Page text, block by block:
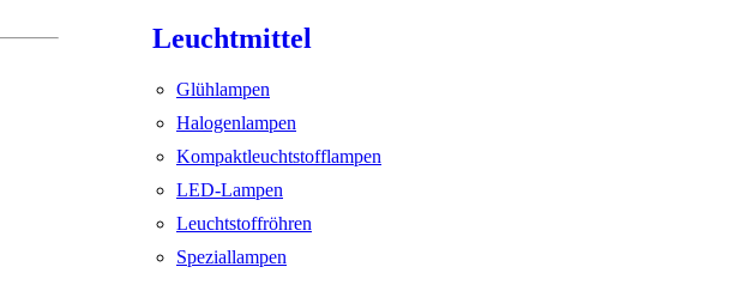
Leuchtmittel
Glühlampen
Halogenlampen
Kompaktleuchtstofflampen
LED-Lampen
Leuchtstoffröhren
Speziallampen